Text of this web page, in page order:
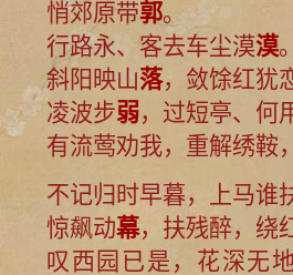
悄郊原带郭。
行路永、客去车尘漠漠。
斜阳映山落，敛馀红犹
凌波步弱，过短亭、何
有流莺劝我，重解绣鞍
不记归时早暮，上马谁
惊飙动幕，扶残醉，绕红
叹西园已是，花深无